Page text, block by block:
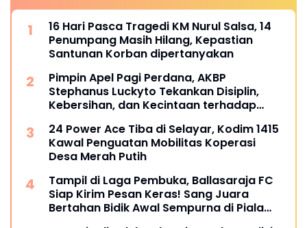
16 Hari Pasca Tragedi KM Nurul Salsa, 14
Penumpang Masih Hilang, Kepastian
Santunan Korban dipertanyakan
Pimpin Apel Pagi Perdana, AKBP
Stephanus Luckyto Tekankan Disiplin,
Kebersihan, dan Kecintaan terhadap
24 Power Ace Tiba di Selayar, Kodim 1415
Kawal Penguatan Mobilitas Koperasi
Desa Merah Putih
Tampil di Laga Pembuka, Ballasaraja FC
Siap Kirim Pesan Keras! Sang Juara
Bertahan Bidik Awal Sempurna di Piala